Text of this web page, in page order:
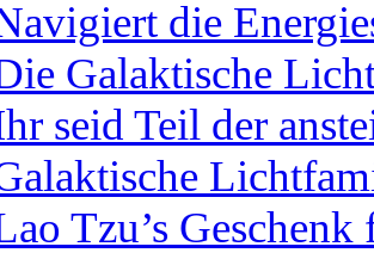
die
Galaktische
seid Teil der
Tzu’s